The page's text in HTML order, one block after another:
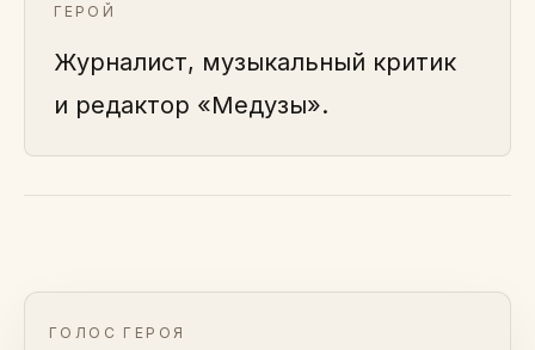
ГЕРОЙ
Журналист, музыкальный критик
и редактор «Медузы».
ГОЛОС ГЕРОЯ